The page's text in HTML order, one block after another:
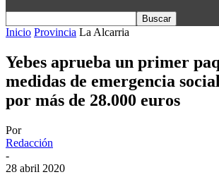
Inicio Provincia La Alcarria
Yebes aprueba un primer
medidas de emergencia
por más de 28.000 euros
Por
Redacción
-
28 abril 2020